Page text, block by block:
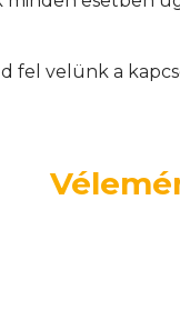
fel velünk a